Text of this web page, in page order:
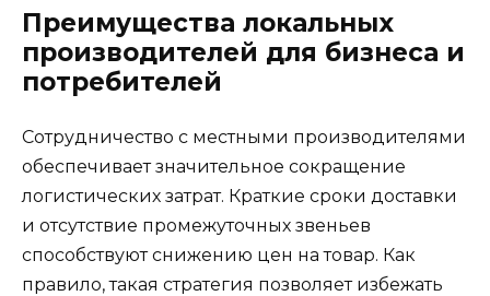
Преимущества локальных
производителей для бизнеса и
потребителей
Сотрудничество с местными производителями
обеспечивает значительное сокращение
логистических затрат. Краткие сроки доставки
и отсутствие промежуточных звеньев
способствуют снижению цен на товар. Как
правило, такая стратегия позволяет избежать